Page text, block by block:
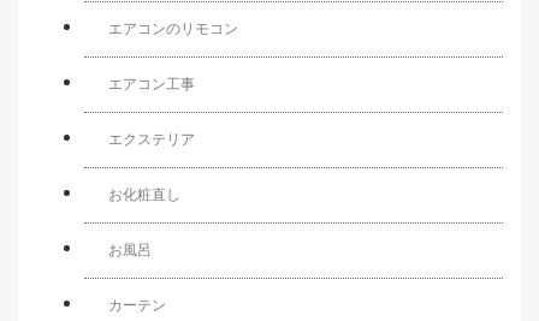
エアコンのリモコン
エアコン工事
エクステリア
お化粧直し
お風呂
カーテン